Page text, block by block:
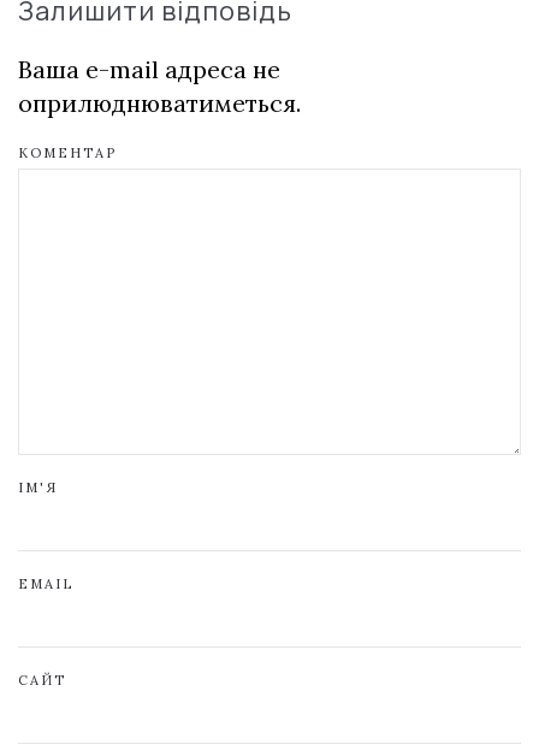
Залишити відповідь
Ваша e-mail адреса не
оприлюднюватиметься.
КОМЕНТАР
ІМ'Я
EMAIL
САЙТ